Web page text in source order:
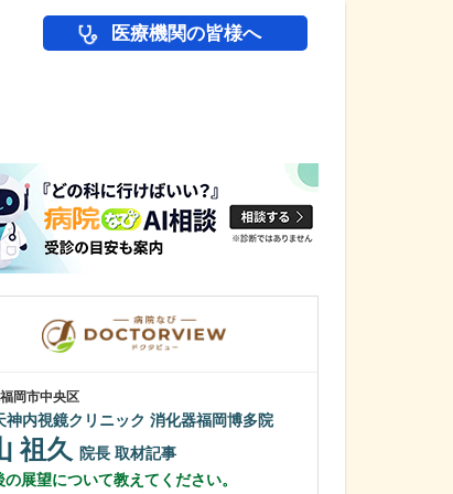
医療機関の皆様へ
岡市中央区
神内視鏡クリニック 消化器福岡博多院
祖久 院長 取材記事
展望について教えてください。